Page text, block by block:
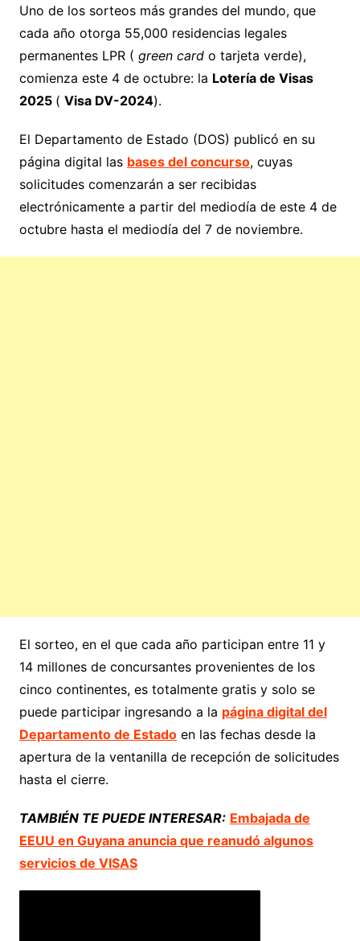
Uno de los sorteos más grandes del mundo, que
cada año otorga 55,000 residencias legales
permanentes LPR ( green card o tarjeta verde),
comienza este 4 de octubre: la Lotería de Visas
2025 ( Visa DV-2024).
El Departamento de Estado (DOS) publicó en su
página digital las bases del concurso, cuyas
solicitudes comenzarán a ser recibidas
electrónicamente a partir del mediodía de este 4 de
octubre hasta el mediodía del 7 de noviembre.
El sorteo, en el que cada año participan entre 11 y
14 millones de concursantes provenientes de los
cinco continentes, es totalmente gratis y solo se
puede participar ingresando a la página digital del
Departamento de Estadoen las fechas desde la
apertura de la ventanilla de recepción de solicitudes
hasta el cierre.
TAMBIÉN TE PUEDE INTERESAR: Embajada de
EEUU en Guyana anuncia que reanudó algunos
servicios de VISAS